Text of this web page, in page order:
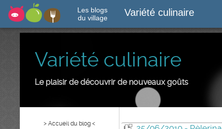
Les blogs
du village
Variété culinaire
Variété culinaire
Le plaisir de découvrir de nouveaux goûts
> Accueil du blog <